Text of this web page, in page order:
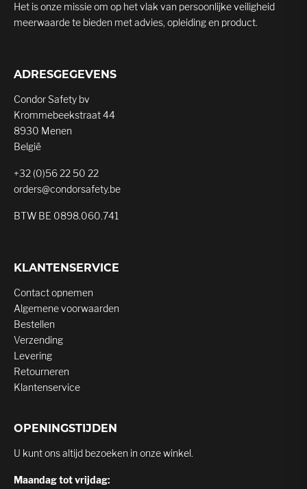
Het is onze missie om op het vlak van persoonlijke veiligheid
meerwaarde te bieden met advies, opleiding en product.
ADRESGEGEVENS
Condor Safety bv
Krommebeekstraat 44
8930 Menen
België
+32 (0)56 22 50 22
orders@condorsafety.be
BTW BE 0898.060.741
KLANTENSERVICE
Contact opnemen
Algemene voorwaarden
Bestellen
Verzending
Levering
Retourneren
Klantenservice
OPENINGSTIJDEN
U kunt ons altijd bezoeken in onze winkel.
Maandag tot vrijdag: